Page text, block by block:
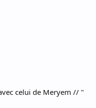
celui de Meryem // "